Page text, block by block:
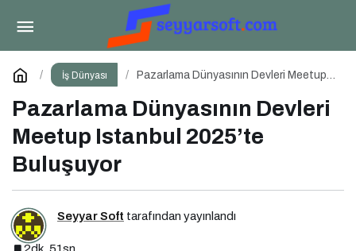
İş Dünyası
Pazarlama Dünyasının Devleri Meetup
Pazarlama Dünyasının Devleri
Meetup Istanbul 2025’te
Buluşuyor
Seyyar Soft tarafından yayınlandı
2dk, 51sn
SaaS Summit Güz 25 İçin Geri Sayım!
Yorum Yap